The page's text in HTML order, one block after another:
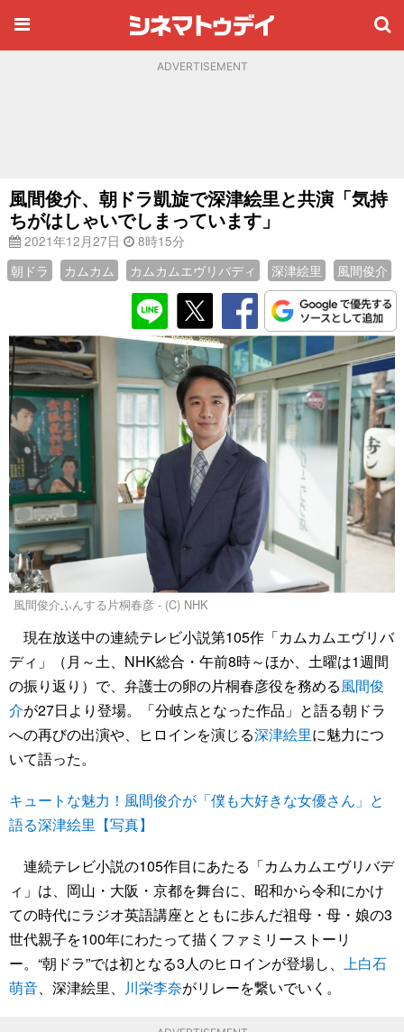
ADVERTISEMENT
風間俊介、朝ドラ凱旋で深津絵里と共演「気持
ちがはしゃいでしまっています」
2021年12月27日
8時15分
朝ドラ
カムカム カムカムエヴリバディ 深津絵里 風間俊介
風間俊介ふんする片桐春彦 - (C) NHK
現在放送中の連続テレビ小説第105作「カムカムエヴリバ
ディ」（月～土、NHK総合・午前8時～ほか、土曜は1週間
の振り返り）で、弁護士の卵の片桐春彦役を務める風間俊
介が27日より登場。「分岐点となった作品」と語る朝ドラ
への再びの出演や、ヒロインを演じる深津絵里に魅力につ
いて語った。
キュートな魅力！風間俊介が「僕も大好きな女優さん」と
語る深津絵里【写真】
連続テレビ小説の105作目にあたる「カムカムエヴリバデ
ィ」は、岡山・大阪・京都を舞台に、昭和から令和にかけ
ての時代にラジオ英語講座とともに歩んだ祖母・母・娘の3
世代親子を100年にわたって描くファミリーストーリ
ー。“朝ドラ”では初となる3人のヒロインが登場し、 上白石
萌音、深津絵里、 川栄李奈がリレーを繋いでいく。